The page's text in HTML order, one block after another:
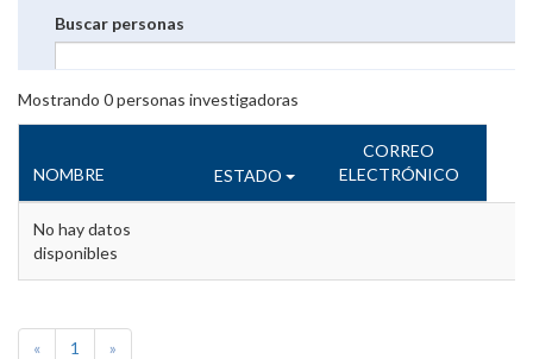
Buscar personas
Mostrando 0personas investigadoras
NOMBRE ESTADO
CORREO
ELECTRÓNICO
No hay datos
disponibles
« 1 »